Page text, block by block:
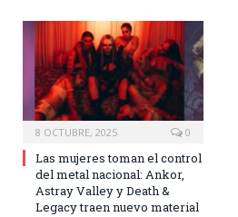
8 OCTUBRE, 2025 0
Las mujeres toman el control
del metal nacional: Ankor,
Astray Valley y Death &
Legacy traen nuevo material